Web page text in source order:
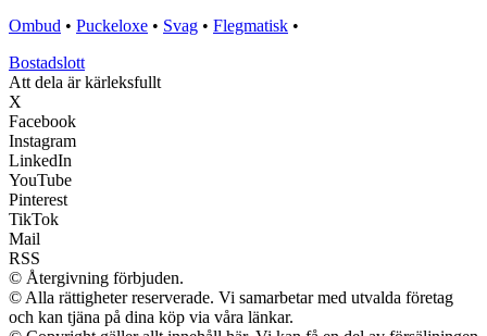
Ombud • Puckeloxe • Svag • Flegmatisk •
Bostadslott
Att dela är kärleksfullt
X
Facebook
Instagram
LinkedIn
YouTube
Pinterest
TikTok
Mail
RSS
© Återgivning förbjuden.
© Alla rättigheter reserverade. Vi samarbetar med utvalda företag
och kan tjäna på dina köp via våra länkar.